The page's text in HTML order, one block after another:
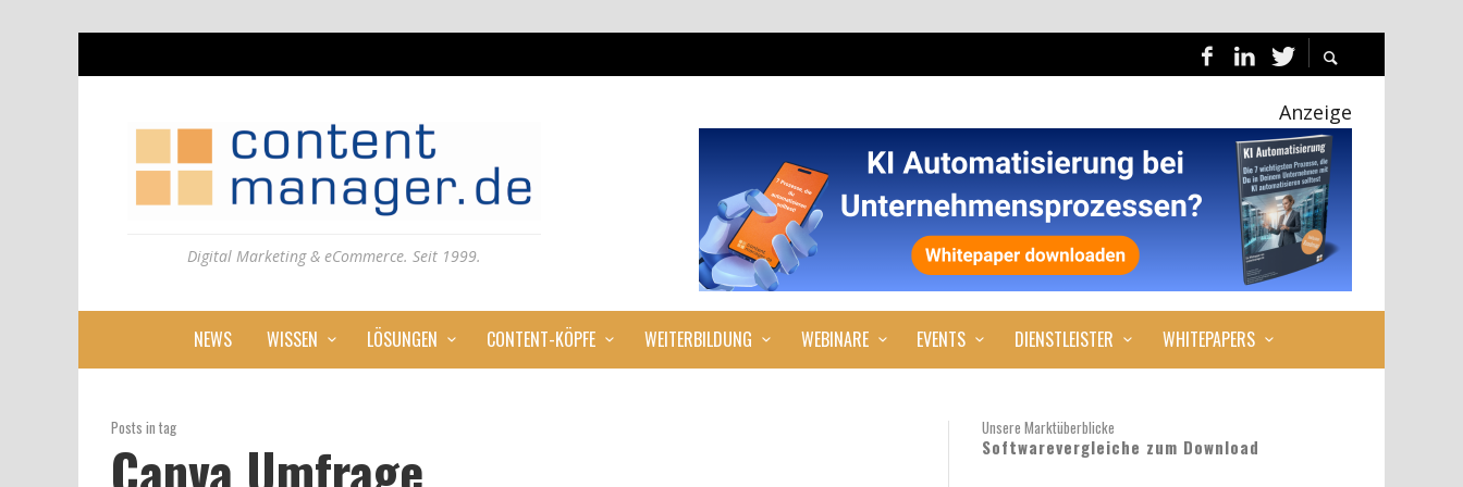
Digital Marketing & eCommerce. Seit 1999.
Anzeige
NEWS WISSEN LÖSUNGEN CONTENT-KÖPFE WEITERBILDUNG WEBINARE EVENTS DIENSTLEISTER WHITEPAPERS
Posts in tag
Canva Umfrage
Unsere Marktüberblicke
Softwarevergleiche zum Download